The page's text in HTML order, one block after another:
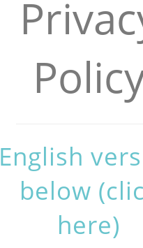
English
below
here)